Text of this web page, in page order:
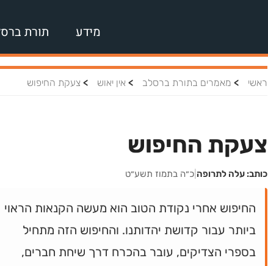
מידע תורת
ראשי > מאמרים בתורת ברסלב > אין יאוש > צעקת החיפוש
צעקת החיפוש
כותב: עלה לתרופה כ״ה בתמוז תשע״ט
החיפוש אחרי נקודת הטוב הוא מעשה הקנאות הראוי
ביותר עבור קדושת יהדותנו. והחיפוש הזה מתחיל
בספרי הצדיקים, עובר בהכרח דרך שיחת חברים,